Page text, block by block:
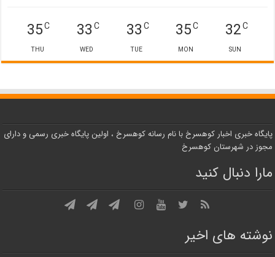
32C
SUN
35C
MON
33C
TUE
33C
WED
35C
THU
پایگاه خبری اخبار کوهسرخ با نام رسانه کوهسرخ ، اولین پایگاه خبری رسمی و دارای
مجوز در شهرستان کوهسرخ
مارا دنبال کنید
نوشته های اخیر